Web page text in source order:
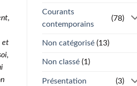
et
Courants
contemporains
(78)
Non catégorisé(13)
Non classé(1)
Présentation (3)